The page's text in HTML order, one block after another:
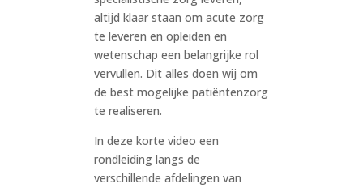
altijd klaar staan om acute zorg
te leveren en opleiden en
wetenschap een belangrijke rol
vervullen. Dit alles doen wij om
de best mogelijke patiëntenzorg
te realiseren.
In deze korte video een
rondleiding langs de
verschillende afdelingen van